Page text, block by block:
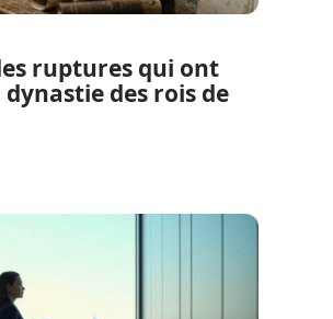
ruptures qui ont
des rois de